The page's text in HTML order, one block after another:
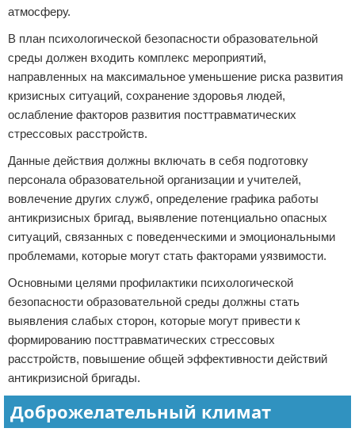
атмосферу.
В план психологической безопасности образовательной
среды должен входить комплекс мероприятий,
направленных на максимальное уменьшение риска развития
кризисных ситуаций, сохранение здоровья людей,
ослабление факторов развития посттравматических
стрессовых расстройств.
Данные действия должны включать в себя подготовку
персонала образовательной организации и учителей,
вовлечение других служб, определение графика работы
антикризисных бригад, выявление потенциально опасных
ситуаций, связанных с поведенческими и эмоциональными
проблемами, которые могут стать факторами уязвимости.
Основными целями профилактики психологической
безопасности образовательной среды должны стать
выявления слабых сторон, которые могут привести к
формированию посттравматических стрессовых
расстройств, повышение общей эффективности действий
антикризисной бригады.
Доброжелательный климат